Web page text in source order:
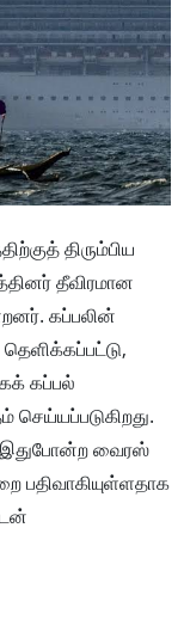
திரும்பிய
தீவிரமான
கப்பலின்
தெளிக்கப்பட்டு,
கப்பல்
செய்யப்படுகிறது.
இதுபோன்ற வைரஸ்
பதிவாகியுள்ளதாக